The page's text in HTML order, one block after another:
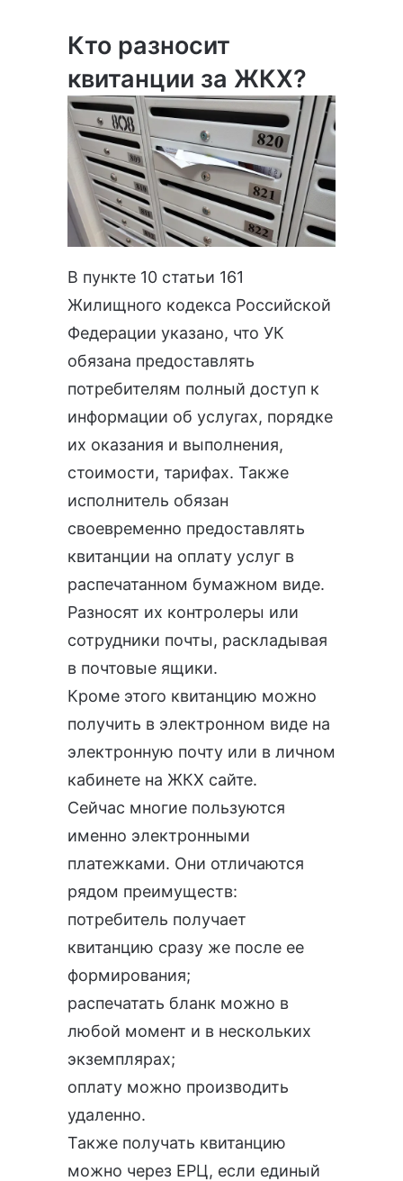
Кто разносит
квитанции за ЖКХ?
В пункте 10 статьи 161
Жилищного кодекса Российской
Федерации указано, что УК
обязана предоставлять
потребителям полный доступ к
информации об услугах, порядке
их оказания и выполнения,
стоимости, тарифах. Также
исполнитель обязан
своевременно предоставлять
квитанции на оплату услуг в
распечатанном бумажном виде.
Разносят их контролеры или
сотрудники почты, раскладывая
в почтовые ящики.
Кроме этого квитанцию можно
получить в электронном виде на
электронную почту или в личном
кабинете на ЖКХ сайте.
Сейчас многие пользуются
именно электронными
платежками. Они отличаются
рядом преимуществ:
потребитель получает
квитанцию сразу же после ее
формирования;
распечатать бланк можно в
любой момент и в нескольких
экземплярах;
оплату можно производить
удаленно.
Также получать квитанцию
можно через ЕРЦ, если единый